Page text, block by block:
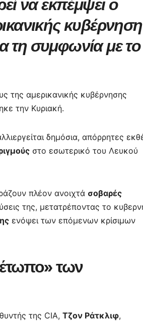
να εκπέμψει ο
τη συμφωνία με το
της αμερικανικής κυβέρνησης
την Κυριακή.
δημόσια, απόρρητες
στο εσωτερικό του Λευκού
πλέον ανοιχτά σοβαρές
της, μετατρέποντας το
ενόψει των επόμενων κρίσιμων
των
της CIA, Τζον Ράτκλιφ,